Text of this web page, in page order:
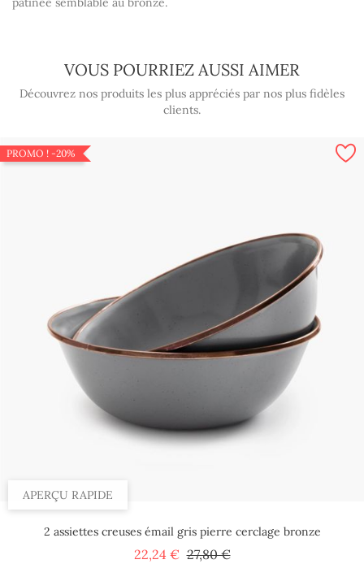
VOUS POURRIEZ AUSSI AIMER
Découvrez nos produits les plus appréciés par nos plus fidèles
clients.
APERÇU RAPIDE
PROMO ! -20%
2 assiettes creuses émail gris pierre cerclage bronze
22,24 € Prix
27,80 €Prix